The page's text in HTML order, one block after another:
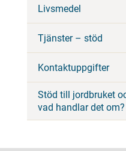
Livsmedel
Tjänster – stöd
Kontaktuppgifter
Stöd till jordbruket
vad handlar det om?